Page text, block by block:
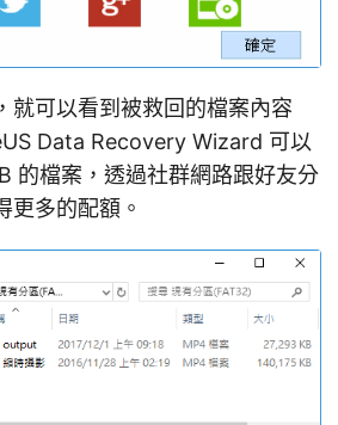
就可以看到被救回的檔案內容
Data Recovery Wizard 可以
的檔案，透過社群網路跟好友分
更多的配額。